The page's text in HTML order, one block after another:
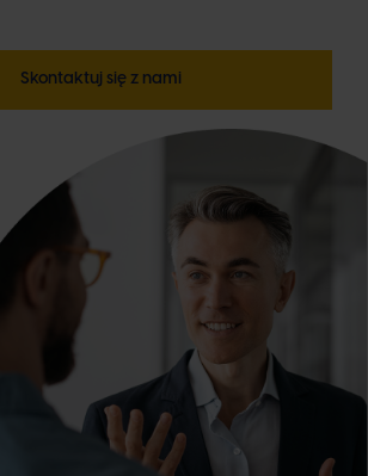
Skontaktuj się z nami